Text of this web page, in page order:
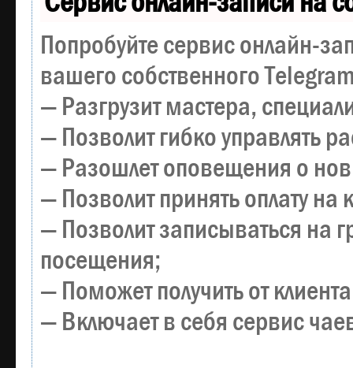
Попробуйте сервис онлайн-
вашего собственного
— Разгрузит мастера,
— Позволит гибко управлять
— Разошлет оповещения о
— Позволит принять оплату
— Позволит записываться на
посещения;
— Поможет получить от
— Включает в себя сервис